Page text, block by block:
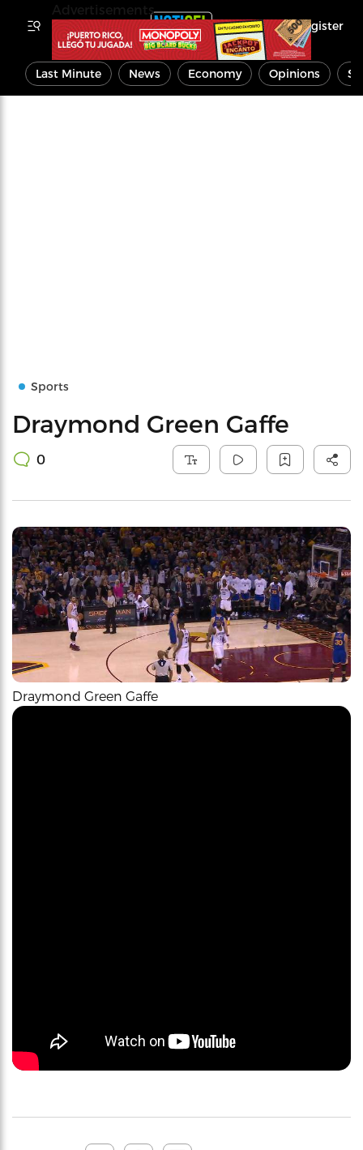
Register
Last Minute News Economy Opinions
Sports
Draymond Green Gaffe
0
Draymond Green Gaffe
Advertisements